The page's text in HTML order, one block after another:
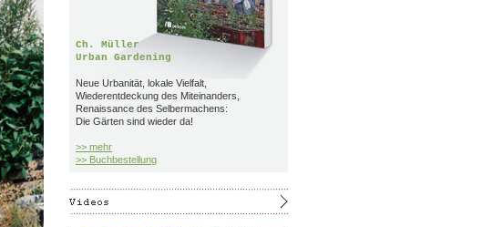
Ch. Müller
Urban Gardening
Neue Urbanität, lokale Vielfalt,
Wiederentdeckung des Miteinanders,
Renaissance des Selbermachens:
Die Gärten sind wieder da!
>> mehr
>> Buchbestellung